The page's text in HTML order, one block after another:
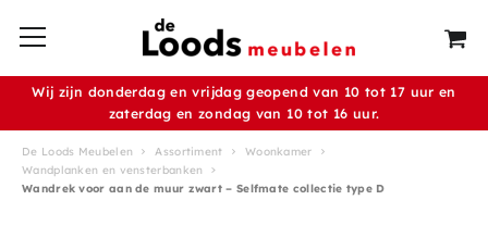
Wij zijn donderdag en vrijdag geopend van 10 tot 17 uur en
zaterdag en zondag van 10 tot 16 uur.
De Loods Meubelen Assortiment
Woonkamer
Wandplanken en vensterbanken
Wandrek voor aan de muur zwart – Selfmate collectie type D